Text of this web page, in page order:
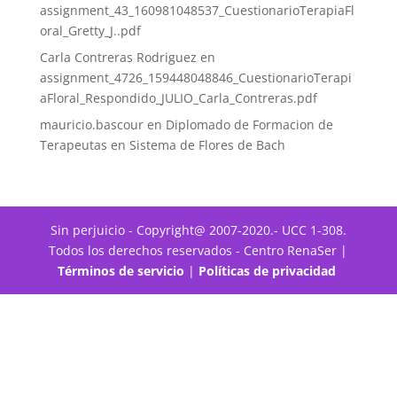
assignment_43_160981048537_CuestionarioTerapiaFl
oral_Gretty_J..pdf
Carla Contreras Rodriguez en
assignment_4726_159448048846_CuestionarioTerapi
aFloral_Respondido_JULIO_Carla_Contreras.pdf
mauricio.bascouren Diplomado de Formacion de
Terapeutas en Sistema de Flores de Bach
Sin perjuicio - Copyright@ 2007-2020.- UCC 1-308.
Todos los derechos reservados - Centro RenaSer |
Términos de servicio | Políticas de privacidad